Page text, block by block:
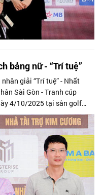
bảng nữ - “Trí tuệ”
giải “Trí tuệ” - Nhất
Sài Gòn - Tranh cúp
4/10/2025 tại sân golf